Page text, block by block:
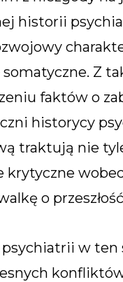
historii
Z
faktów o
historycy
traktują nie
krytyczne
o
w ten